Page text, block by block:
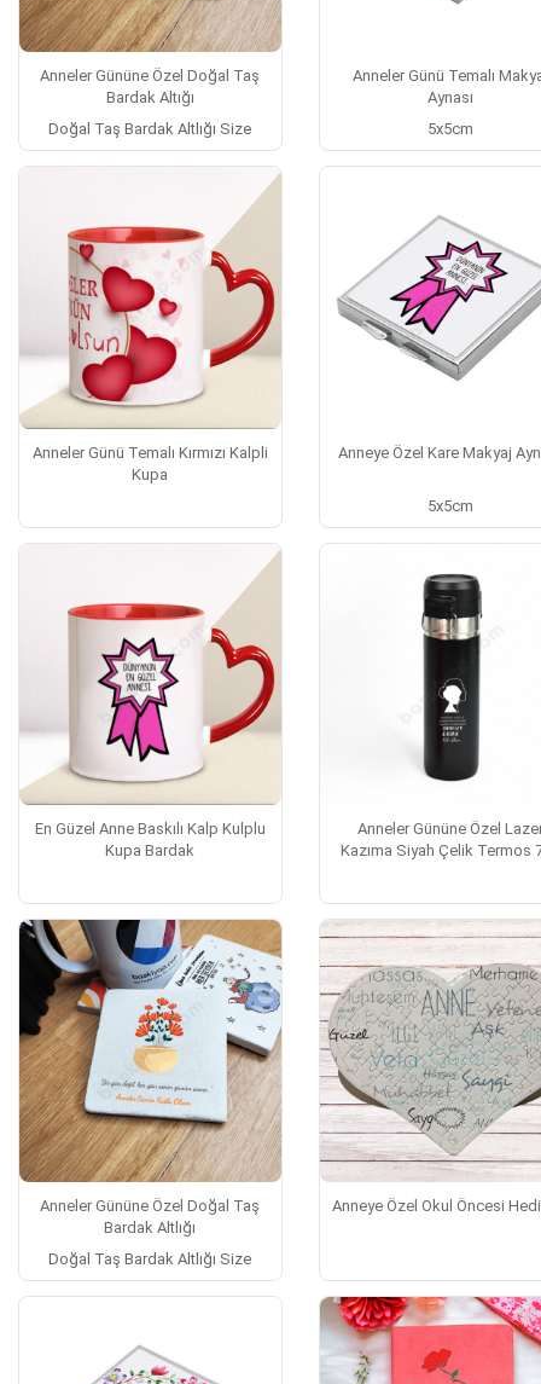
Anneler Gününe Özel Doğal Taş
Bardak Altığı
Doğal Taş Bardak Altlığı Size
Anneler Günü Temalı
Aynası
5x5cm
Anneler Günü Temalı Kırmızı Kalpli
Kupa
Anneye Özel Kare Makyaj
5x5cm
En Güzel Anne Baskılı Kalp Kulplu
Kupa Bardak
Anneler Gününe Özel
Kazıma Siyah Çelik Termos
Anneler Gününe Özel Doğal Taş
Bardak Altlığı
Doğal Taş Bardak Altlığı Size
Anneye Özel Okul Öncesi